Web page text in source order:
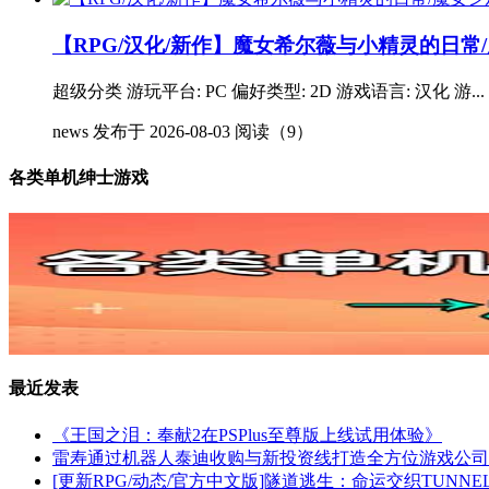
【RPG/汉化/新作】魔女希尔薇与小精灵的日
超级分类 游玩平台: PC 偏好类型: 2D 游戏语言: 汉化 游...
news 发布于 2026-08-03 阅读（9）
各类单机绅士游戏
最近发表
《王国之泪：奉献2在PSPlus至尊版上线试用体验》
雷寿通过机器人泰迪收购与新投资线打造全方位游戏公
[更新RPG/动态/官方中文版]隧道逃生：命运交织